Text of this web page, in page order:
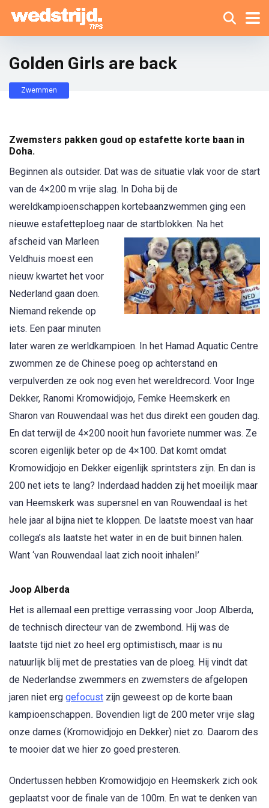
Golden Girls are back
Zwemmen
Zwemsters pakken goud op estafette korte baan in
Doha.
Beginnen als outsider. Dat was de situatie vlak voor de start
van de 4×200 m vrije slag. In Doha bij de
wereldkampioenschappen kortebaanzwemmen ging een
nieuwe estafetteploeg naar de startblokken. Na het
afscheid van Marleen
Veldhuis moest een
nieuw kwartet het voor
Nederland gaan doen.
Niemand rekende op
iets. Een paar minuten
later waren ze werldkampioen. In het Hamad Aquatic Centre
zwommen ze de Chinese poeg op achterstand en
verpulverden ze ook nog even het wereldrecord. Voor Inge
Dekker, Ranomi Kromowidjojo, Femke Heemskerk en
Sharon van Rouwendaal was het dus direkt een gouden dag.
En dat terwijl de 4×200 nooit hun favoriete nummer was. Ze
scoren eigenlijk beter op de 4×100. Dat komt omdat
Kromowidjojo en Dekker eigenlijk sprintsters zijn. En dan is
200 net iets te lang? Inderdaad hadden zij het moeilijk maar
van Heemskerk was supersnel en van Rouwendaal is het
hele jaar al bijna niet te kloppen. De laatste moest van haar
collega’s als laatste het water in en de buit binnen halen.
Want ‘van Rouwendaal laat zich nooit inhalen!’
Joop Alberda
Het is allemaal een prettige verrassing voor Joop Alberda,
de technisch directeur van de zwembond. Hij was de
laatste tijd niet zo heel erg optimistisch, maar is nu
natuurlijk blij met de prestaties van de ploeg. Hij vindt dat
de Nederlandse zwemmers en zwemsters de afgelopen
jaren niet erg gefocust zijn geweest op de korte baan
kampioenschappen. Bovendien ligt de 200 meter vrije slag
onze dames (Kromowidjojo en Dekker) niet zo. Daarom des
te mooier dat we hier zo goed presteren.
Ondertussen hebben Kromowidjojo en Heemskerk zich ook
geplaatst voor de finale van de 100m. En wat te denken van